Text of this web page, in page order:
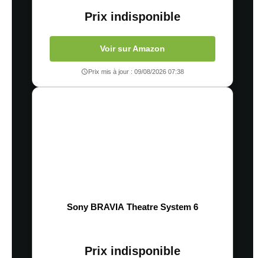
Prix indisponible
Voir sur Amazon
Prix mis à jour : 09/08/2026 07:38
Sony BRAVIA Theatre System 6
Prix indisponible